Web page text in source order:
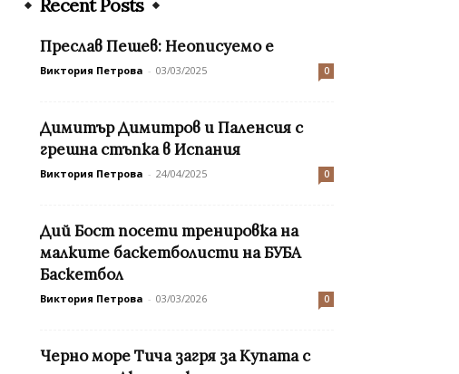
Recent Posts
Преслав Пешев: Неописуемо е
Виктория Петрова - 03/03/2025 0
Димитър Димитров и Паленсия с
грешна стъпка в Испания
Виктория Петрова - 24/04/2025 0
Дий Бост посети тренировка на
малките баскетболисти на БУБА
Баскетбол
Виктория Петрова - 03/03/2026 0
Черно море Тича загря за Купата с